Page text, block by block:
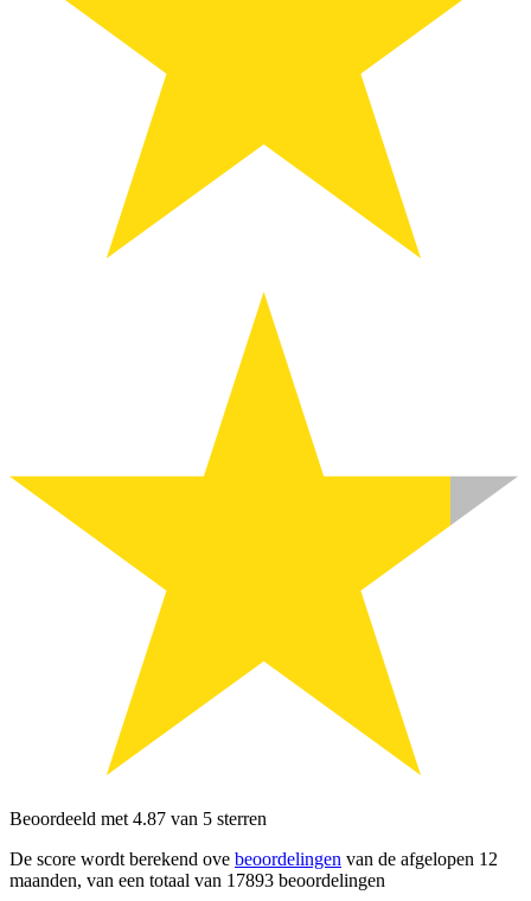
Beoordeeld met 4.87 van 5 sterren
De score wordt berekend ove beoordelingen van de afgelopen 12
maanden, van een totaal van 17893 beoordelingen